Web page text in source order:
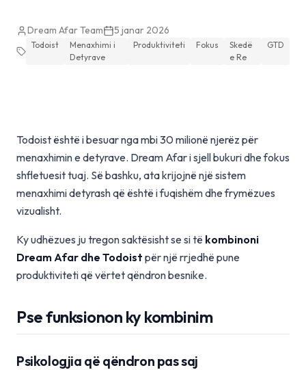
Dream Afar Team 5 janar 2026
Todoist
Menaxhimi i
Detyrave
Produktiviteti Fokus
Skedë
e Re
GTD
Todoist është i besuar nga mbi 30 milionë njerëz për
menaxhimin e detyrave. Dream Afar i sjell bukuri dhe fokus
shfletuesit tuaj. Së bashku, ata krijojnë një sistem
menaxhimi detyrash që është i fuqishëm dhe frymëzues
vizualisht.
Ky udhëzues ju tregon saktësisht se si të kombinoni
Dream Afar dhe Todoist për një rrjedhë pune
produktiviteti që vërtet qëndron besnike.
Pse funksionon ky kombinim
Psikologjia që qëndron pas saj